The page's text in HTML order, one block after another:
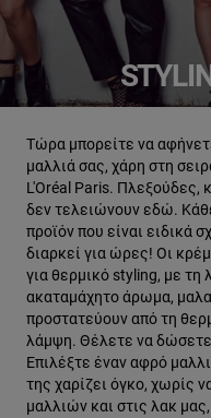
Τώρα μπορείτε να
μαλλιά σας, χάρη στη
L'Oréal Paris. Πλεξούδες,
δεν τελειώνουν εδώ.
προϊόν που είναι ειδικά
διαρκεί για ώρες! Οι
για θερμικό styling, με τη
ακαταμάχητο άρωμα,
προστατεύουν από τη
λάμψη. Θέλετε να
Επιλέξτε έναν αφρό
της χαρίζει όγκο, χωρίς
μαλλιών και στις λακ